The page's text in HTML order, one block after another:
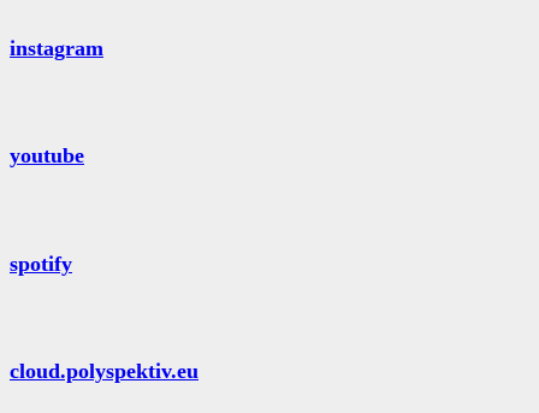
instagram
youtube
spotify
cloud.polyspektiv.eu